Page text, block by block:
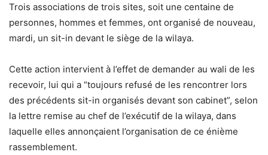
Trois associations de trois sites, soit une centaine de
personnes, hommes et femmes, ont organisé de nouveau,
mardi, un sit-in devant le siège de la wilaya.
Cette action intervient à l’effet de demander au wali de les
recevoir, lui qui a “toujours refusé de les rencontrer lors
des précédents sit-in organisés devant son cabinet”, selon
la lettre remise au chef de l’exécutif de la wilaya, dans
laquelle elles annonçaient l’organisation de ce énième
rassemblement.